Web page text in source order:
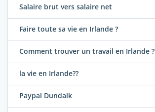
Salaire brut vers salaire net
Faire toute sa vie en Irlande ?
Comment trouver un travail en Irlande ?
la vie en Irlande??
Paypal Dundalk